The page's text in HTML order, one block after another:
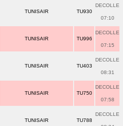
TUNISAIR TU930
DECOLLE
07:10
TUNISAIR TU996
DECOLLE
07:15
TUNISAIR TU403
DECOLLE
08:31
TUNISAIR TU750
DECOLLE
07:58
TUNISAIR TU788
DECOLLE